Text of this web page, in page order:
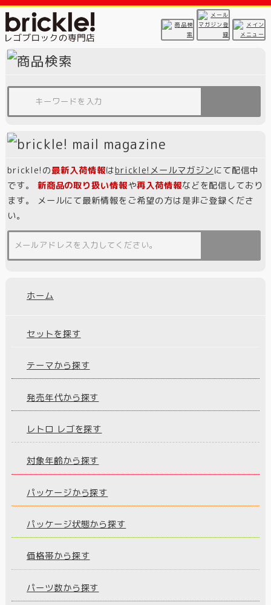
brickle!の最新入荷情報はbrickle!メールマガジンにて配信中
です。 新商品の取り扱い情報や再入荷情報などを配信しており
ます。 メールにて最新情報をご希望の方は是非ご登録くださ
い。
ホーム
セットを探す
テーマから探す
発売年代から探す
レトロ レゴを探す
対象年齢から探す
パッケージから探す
パッケージ状態から探す
価格帯から探す
パーツ数から探す